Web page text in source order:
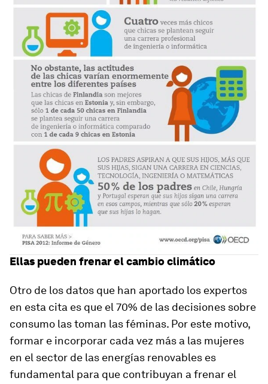
Ellas pueden frenar el cambio climático
Otro de los datos que han aportado los expertos
en esta cita es que el 70% de las decisiones sobre
consumo las toman las féminas. Por este motivo,
formar e incorporar cada vez más a las mujeres
en el sector de las energías renovables es
fundamental para que contribuyan a frenar el